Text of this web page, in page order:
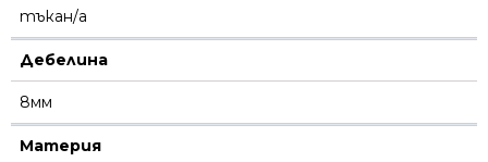
тъкан/а
Дебелина
8мм
Материя